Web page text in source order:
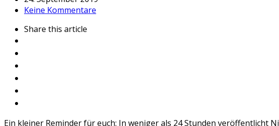
Keine Kommentare
Share this article
Ein kleiner Reminder für euch: In weniger als 24 Stunden